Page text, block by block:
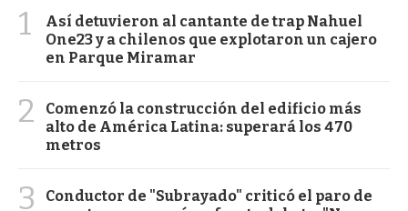
1
Así detuvieron al cantante de trap Nahuel
One23 y a chilenos que explotaron un cajero
en Parque Miramar
2
Comenzó la construcción del edificio más
alto de América Latina: superará los 470
metros
3
Conductor de "Subrayado" criticó el paro de